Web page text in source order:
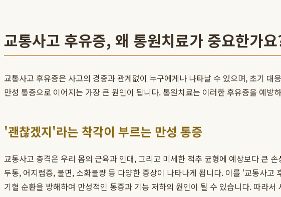
교통사고 후유증, 왜 통원치료가 중요한가요
교통사고 후유증은 사고의 경중과 관계없이 누구에게나 나타날 수 있으며, 초기
만성 통증으로 이어지는 가장 큰 원인이 됩니다. 통원치료는 이러한 후유증을 예방
'괜찮겠지'라는 착각이 부르는 만성 통증
교통사고 충격은 우리 몸의 근육과 인대, 그리고 미세한 척추 균형에 예상보다 큰
두통, 어지럼증, 불면, 소화불량 등 다양한 증상이 나타나게 됩니다. 이를 ‘교통사
기혈 순환을 방해하여 만성적인 통증과 기능 저하의 원인이 될 수 있습니다. 따라